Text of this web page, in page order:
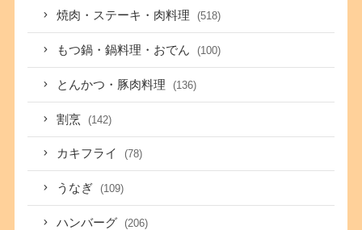
焼肉・ステーキ・肉料理 (518)
もつ鍋・鍋料理・おでん (100)
とんかつ・豚肉料理 (136)
割烹 (142)
カキフライ (78)
うなぎ (109)
ハンバーグ (206)